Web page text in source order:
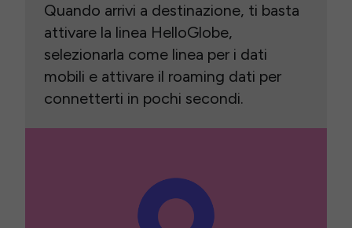
Quando arrivi a destinazione, ti basta
attivare la linea HelloGlobe,
selezionarla come linea per i dati
mobili e attivare il roaming dati per
connetterti in pochi secondi.